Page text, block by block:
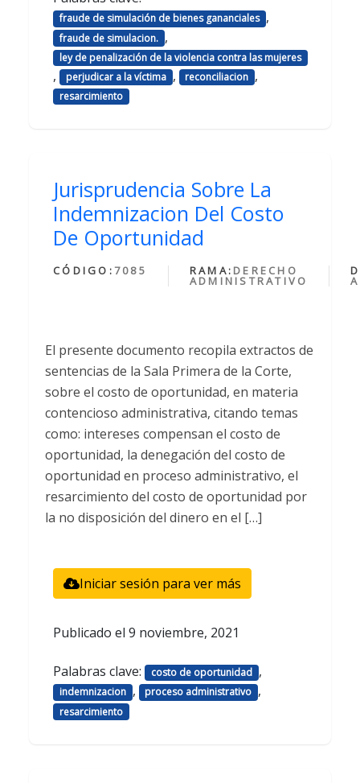
fraude de simulación de bienes gananciales ,
fraude de simulacion. ,
ley de penalización de la violencia contra las mujeres
, perjudicar a la víctima , reconciliacion ,
resarcimiento
Jurisprudencia Sobre La
Indemnizacion Del Costo
De Oportunidad
CÓDIGO: 7085 RAMA: DERECHO
ADMINISTRATIVO
El presente documento recopila extractos de
sentencias de la Sala Primera de la Corte,
sobre el costo de oportunidad, en materia
contencioso administrativa, citando temas
como: intereses compensan el costo de
oportunidad, la denegación del costo de
oportunidad en proceso administrativo, el
resarcimiento del costo de oportunidad por
la no disposición del dinero en el […]
Iniciar sesión para ver más
Publicado el 9 noviembre, 2021
Palabras clave: costo de oportunidad ,
indemnizacion , proceso administrativo ,
resarcimiento